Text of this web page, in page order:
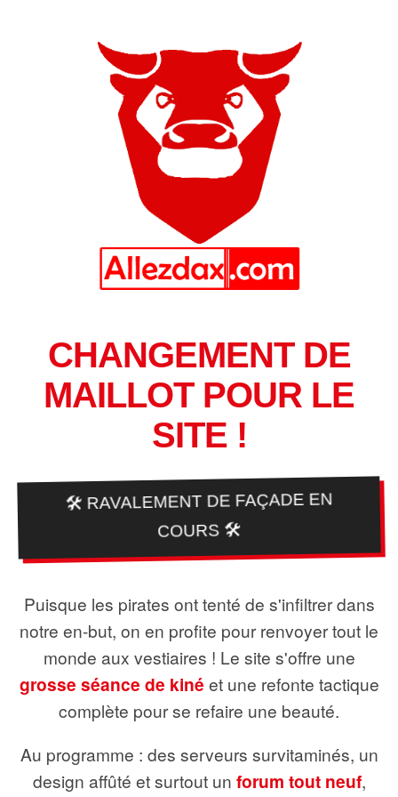
CHANGEMENT DE
MAILLOT POUR LE
SITE !
🛠️ RAVALEMENT DE FAÇADE EN
COURS 🛠️
Puisque les pirates ont tenté de s'infiltrer dans
notre en-but, on en profite pour renvoyer tout le
monde aux vestiaires ! Le site s'offre une
grosse séance de kiné et une refonte tactique
complète pour se refaire une beauté.
Au programme : des serveurs survitaminés, un
design affûté et surtout un forum tout neuf,